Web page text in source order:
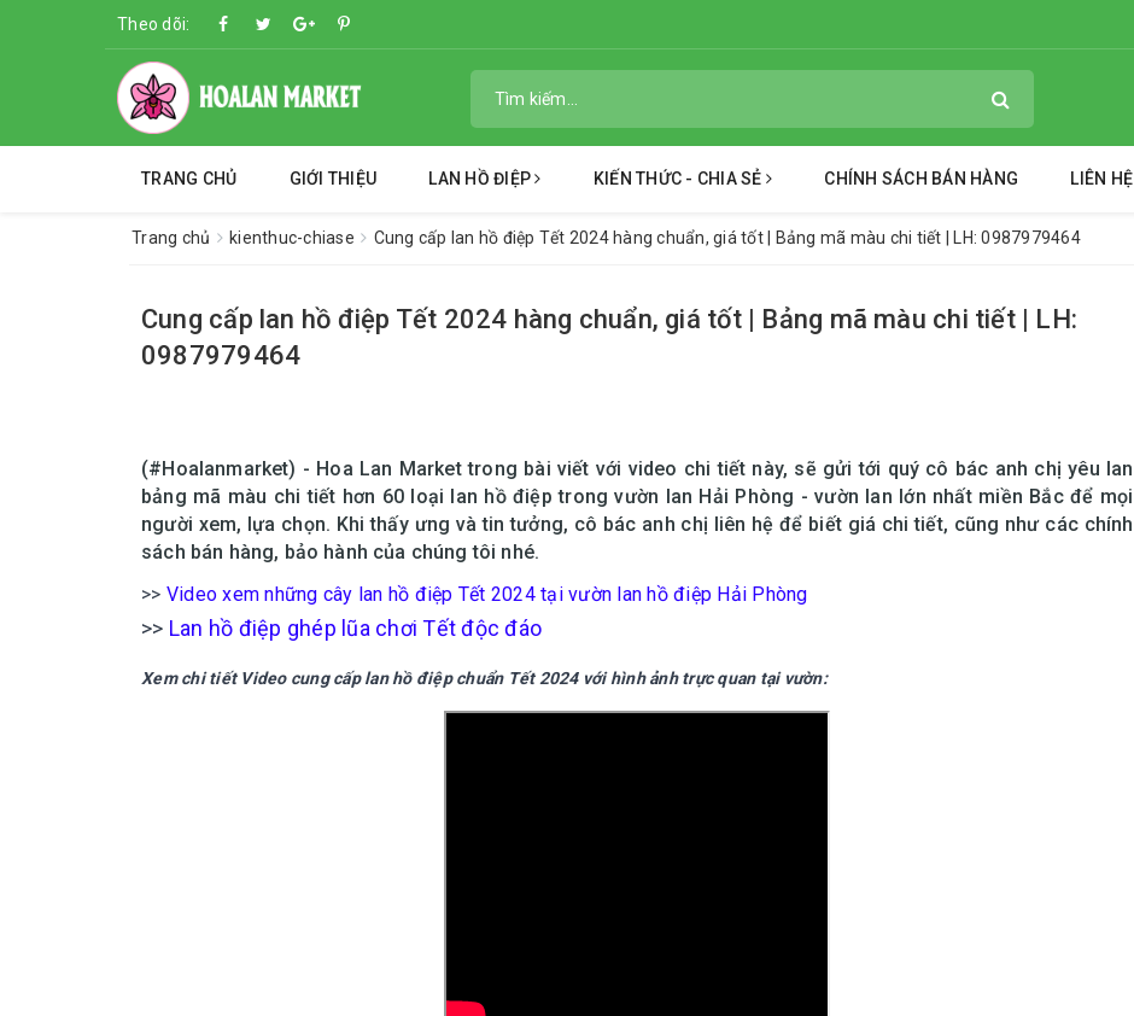
Theo dõi:
TRANG CHỦ GIỚI THIỆU LAN HỒ ĐIỆP KIẾN THỨC - CHIA SẺ CHÍNH SÁCH BÁN HÀNG LIÊN HỆ
Trang chủ kienthuc-chiase Cung cấp lan hồ điệp Tết 2024 hàng chuẩn, giá tốt | Bảng mã màu chi tiết | LH: 0987979464
Cung cấp lan hồ điệp Tết 2024 hàng chuẩn, giá tốt | Bảng mã màu chi tiết | LH:
0987979464
(#Hoalanmarket) - Hoa Lan Market trong bài viết với video chi tiết này, sẽ gửi tới quý cô bác anh chị yêu lan
bảng mã màu chi tiết hơn 60 loại lan hồ điệp trong vườn lan Hải Phòng - vườn lan lớn nhất miền Bắc để mọi
người xem, lựa chọn. Khi thấy ưng và tin tưởng, cô bác anh chị liên hệ để biết giá chi tiết, cũng như các chính
sách bán hàng, bảo hành của chúng tôi nhé.
>> Video xem những cây lan hồ điệp Tết 2024 tại vườn lan hồ điệp Hải Phòng
>> Lan hồ điệp ghép lũa chơi Tết độc đáo
Xem chi tiết Video cung cấp lan hồ điệp chuẩn Tết 2024 với hình ảnh trực quan tại vườn: